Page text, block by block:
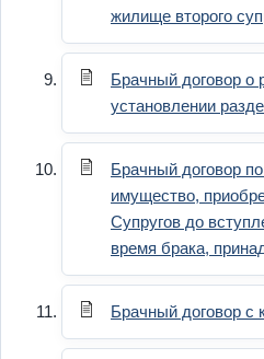
жилище второго
Брачный договор о
установлении
Брачный договор
имущество,
Супругов до
время брака,
Брачный договор с